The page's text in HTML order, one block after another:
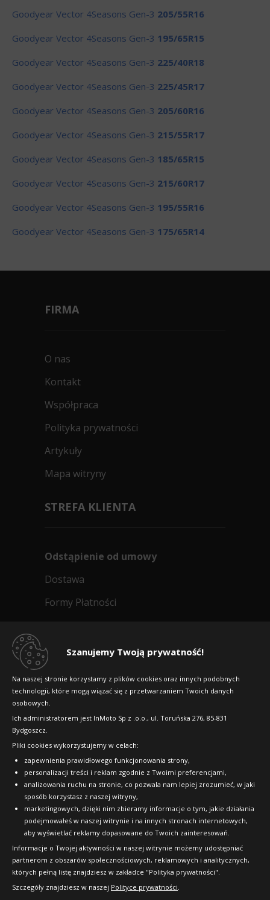
Szanujemy Twoją prywatność!
Na naszej stronie korzystamy z plików cookies oraz innych podobnych
technologii, które mogą wiązać się z przetwarzaniem Twoich danych
osobowych.
Ich administratorem jest InMoto Sp z .o.o., ul. Toruńska 276, 85-831
Bydgoszcz.
Pliki cookies wykorzystujemy w celach:
zapewnienia prawidłowego funkcjonowania strony,
personalizacji treści i reklam zgodnie z Twoimi preferencjami,
analizowania ruchu na stronie, co pozwala nam lepiej zrozumieć, w jaki
sposób korzystasz z naszej witryny,
marketingowych, dzięki nim zbieramy informacje o tym, jakie działania
podejmowałeś w naszej witrynie i na innych stronach internetowych,
aby wyświetlać reklamy dopasowane do Twoich zainteresowań.
Informacje o Twojej aktywności w naszej witrynie możemy udostępniać
partnerom z obszarów społecznościowych, reklamowych i analitycznych,
których pełną listę znajdziesz w zakładce "Polityka prywatności".
Szczegóły znajdziesz w naszej Polityce prywatności.
Goodyear Vector 4Seasons Gen-3 205/55R16
Goodyear Vector 4Seasons Gen-3 195/65R15
Goodyear Vector 4Seasons Gen-3 225/40R18
Goodyear Vector 4Seasons Gen-3 225/45R17
Goodyear Vector 4Seasons Gen-3 205/60R16
Goodyear Vector 4Seasons Gen-3 215/55R17
Goodyear Vector 4Seasons Gen-3 185/65R15
Goodyear Vector 4Seasons Gen-3 215/60R17
Goodyear Vector 4Seasons Gen-3 195/55R16
Goodyear Vector 4Seasons Gen-3 175/65R14
FIRMA
O nas
Kontakt
Współpraca
Polityka prywatności
Artykuły
Mapa witryny
STREFA KLIENTA
Odstąpienie od umowy
Dostawa
Formy Płatności
Dlaczego warto kupić w 24opony.pl
Raty
FAQ
OFICJALNY PARTNER